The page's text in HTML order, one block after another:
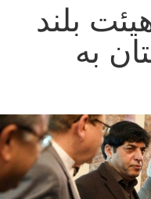
بلند
به